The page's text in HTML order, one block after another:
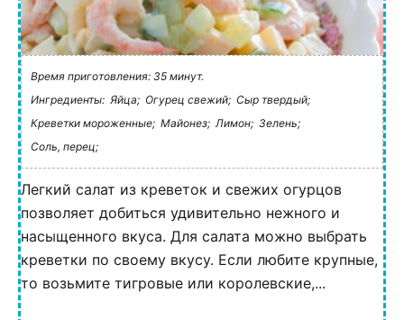
Время приготовления: 35 минут.
Ингредиенты: Яйца; Огурец свежий; Сыр твердый;
Креветки мороженные; Майонез; Лимон; Зелень;
Соль, перец;
Легкий салат из креветок и свежих огурцов
позволяет добиться удивительно нежного и
насыщенного вкуса. Для салата можно выбрать
креветки по своему вкусу. Если любите крупные,
то возьмите тигровые или королевские,...